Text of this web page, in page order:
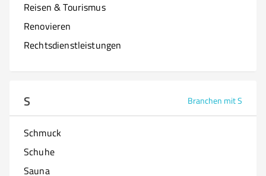
Reisen & Tourismus
Renovieren
Rechtsdienstleistungen
S Branchen mit S
Schmuck
Schuhe
Sauna